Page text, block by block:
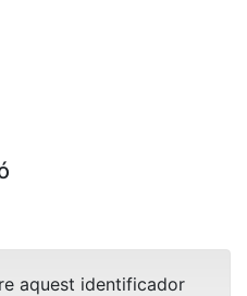
aquest identificador